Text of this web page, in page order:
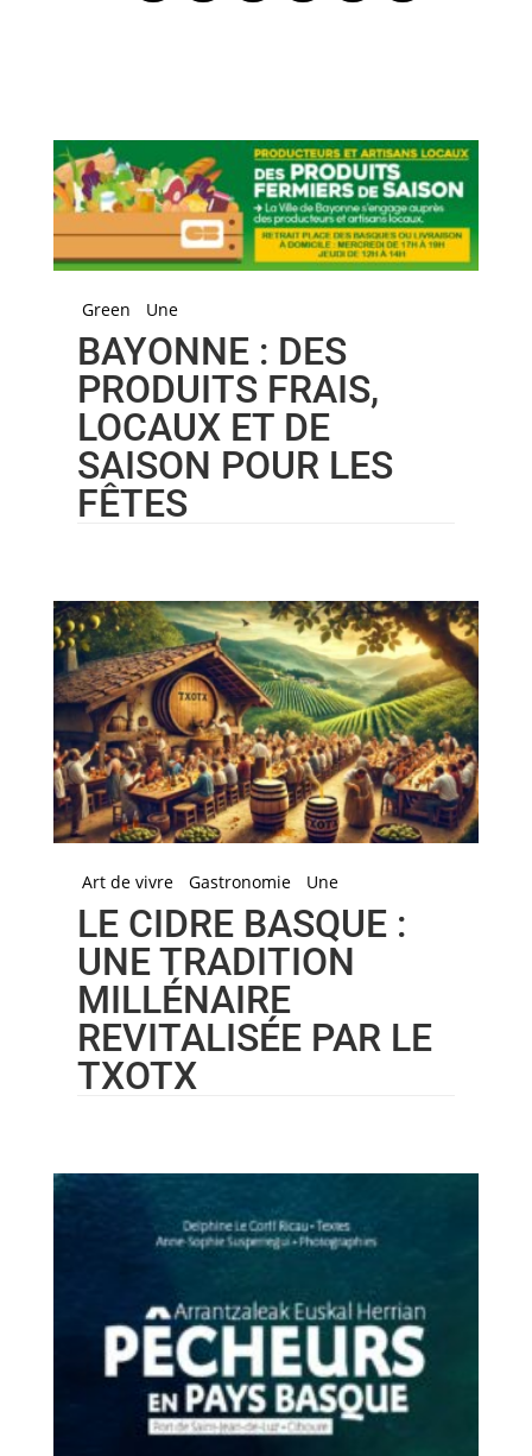
Green Une
BAYONNE : DES
PRODUITS FRAIS,
LOCAUX ET DE
SAISON POUR LES
FÊTES
Art de vivre Gastronomie Une
LE CIDRE BASQUE :
UNE TRADITION
MILLÉNAIRE
REVITALISÉE PAR LE
TXOTX